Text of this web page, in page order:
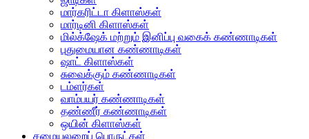
மார்கரிட்டா கிளாஸ்கள்
மார்டினி கிளாஸ்கள்
மில்க்‌ஷேக் மற்றும் இனிப்பு வகைக் கண்ணாடிகள்
புதுமையான கண்ணாடிகள்
ஷாட் கிளாஸ்கள்
சுவைக்கும் கண்ணாடிகள்
டம்ளர்கள்
வாம்பயர் கண்ணாடிகள்
தண்ணீர் கண்ணாடிகள்
ஒயின் கிளாஸ்கள்
சமையலறைப் பொருட்கள்